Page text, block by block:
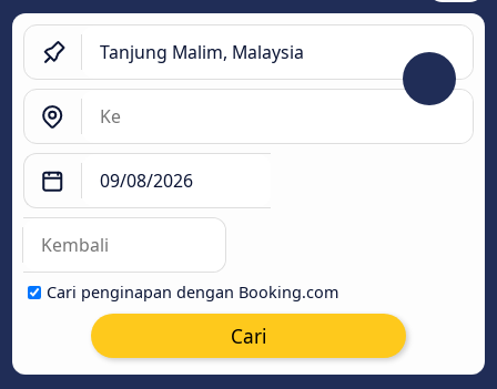
Cari penginapan dengan Booking.com
Cari